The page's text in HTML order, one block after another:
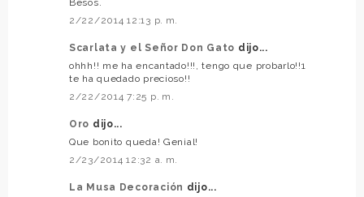
Besos.
2/22/2014 12:13 p. m.
Scarlata y el Señor Don Gato dijo...
ohhh!! me ha encantado!!!, tengo que probarlo!!1
te ha quedado precioso!!
2/22/2014 7:25 p. m.
Oro dijo...
Que bonito queda! Genial!
2/23/2014 12:32 a. m.
La Musa Decoración dijo...